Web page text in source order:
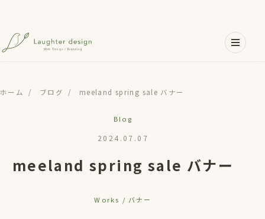
メインコンテンツへスキップ
ホーム / ブログ / meeland spring sale バナー
Blog
2024.07.07
meeland spring sale バナー
Works / バナー